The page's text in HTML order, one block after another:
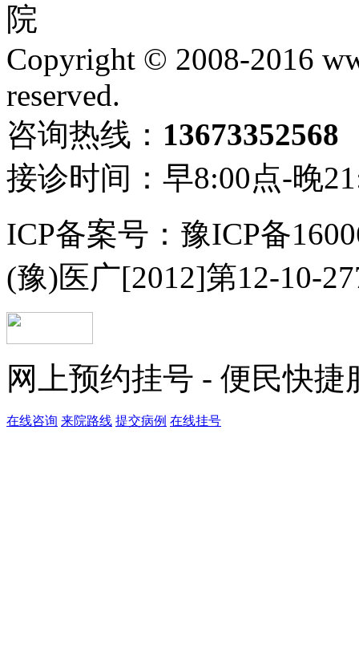
院
Copyright © 2008-2016
reserved.
咨询热线： 13673352568
接诊时间：早8:00点-晚
ICP备案号：豫ICP备
(豫)医广[2012]第12-10-
网上预约挂号 - 便民快捷
在线咨询 来院路线 提交病例 在线挂号